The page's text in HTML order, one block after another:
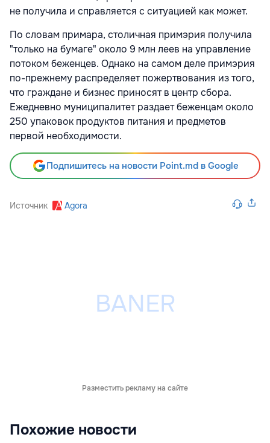
не получила и справляется с ситуацией как может.
По словам примара, столичная примэрия получила
"только на бумаге" около 9 млн леев на управление
потоком беженцев. Однако на самом деле примэрия
по-прежнему распределяет пожертвования из того,
что граждане и бизнес приносят в центр сбора.
Ежедневно муниципалитет раздает беженцам около
250 упаковок продуктов питания и предметов
первой необходимости.
Подпишитесь на новости Point.md в Google
Источник Agora
Разместить рекламу на сайте
Похожие новости